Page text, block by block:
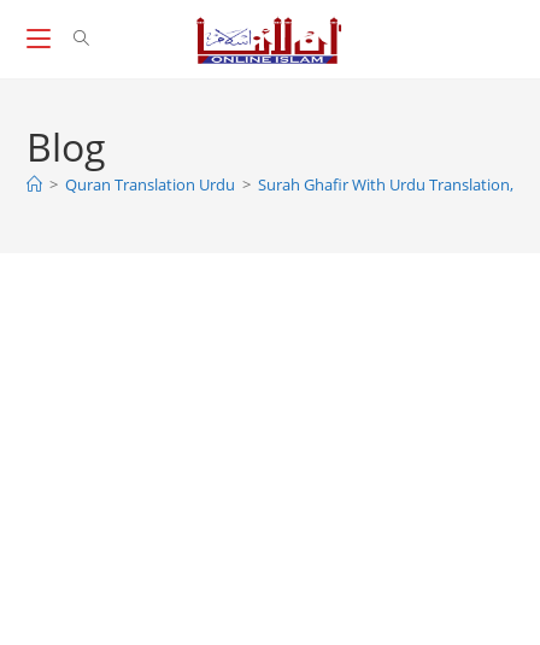
Blog
> Quran Translation Urdu > Surah Ghafir With Urdu Translation,